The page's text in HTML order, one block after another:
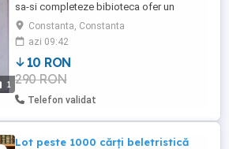
1
sa-si completeze bibioteca ofer un
pachet de 20 de volume (la alegere) la
pretul de 10lei buc. Algebra si analiza
matematica.Culegere de probleme, 2 vol,
D.Flondor,N.Donciu, Edp, Buc,1978
Suprafete algebrice Lucian Badescu Ed
Acad ,Buc,1981 Introducere in teoria ...
Constanta, Constanta
azi 09:42
10 RON
290 RON
Telefon validat
Lot peste 1000 cărți beletristică